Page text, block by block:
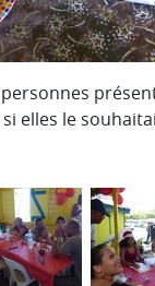
personnes
elles le